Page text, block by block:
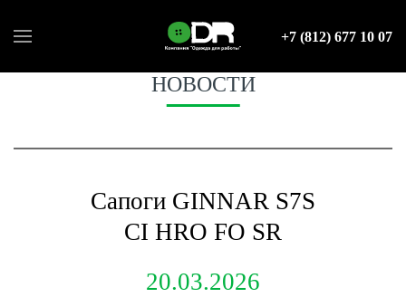
+7 (812) 677 10 07
НОВОСТИ
Сапоги GINNAR S7S
CI HRO FO SR
20.03.2026